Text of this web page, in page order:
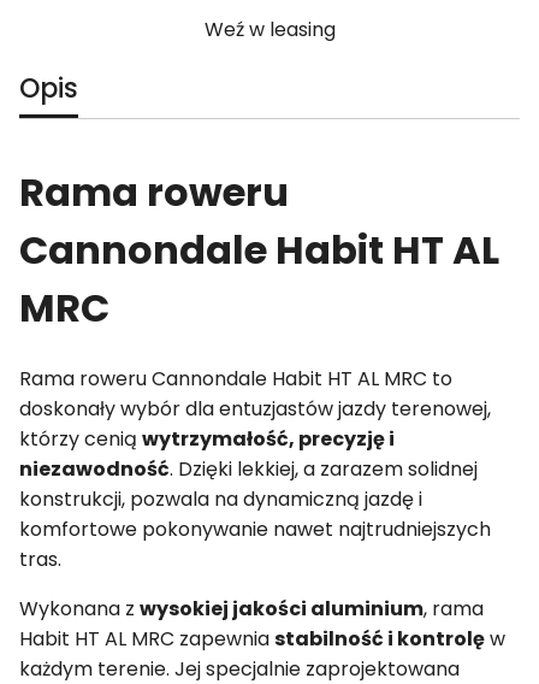
Weź w leasing
Opis
Rama roweru
Cannondale Habit HT AL
MRC
Rama roweru Cannondale Habit HT AL MRC to
doskonały wybór dla entuzjastów jazdy terenowej,
którzy cenią wytrzymałość, precyzję i
niezawodność. Dzięki lekkiej, a zarazem solidnej
konstrukcji, pozwala na dynamiczną jazdę i
komfortowe pokonywanie nawet najtrudniejszych
tras.
Wykonana z wysokiej jakości aluminium, rama
Habit HT AL MRC zapewniastabilność i kontrolęw
każdym terenie. Jej specjalnie zaprojektowana